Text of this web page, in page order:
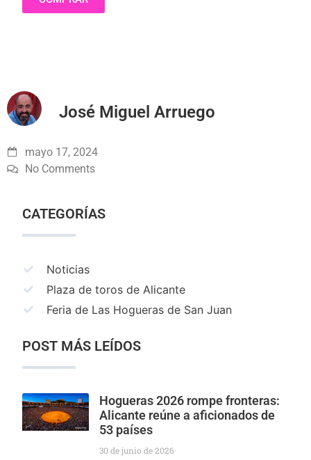
José Miguel Arruego
mayo 17, 2024
No Comments
CATEGORÍAS
Noticias
Plaza de toros de Alicante
Feria de Las Hogueras de San Juan
POST MÁS LEÍDOS
Hogueras 2026 rompe fronteras:
Alicante reúne a aficionados de
53 países
30 de junio de 2026